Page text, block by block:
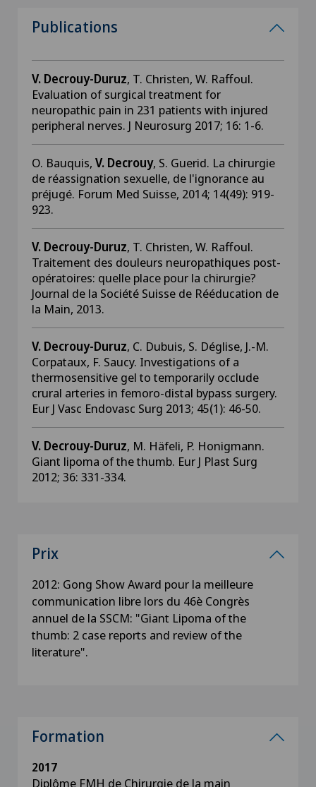
Publications
V. Decrouy-Duruz, T. Christen, W. Raffoul.
Evaluation of surgical treatment for
neuropathic pain in 231 patients with injured
peripheral nerves. J Neurosurg 2017; 16: 1-6.
O. Bauquis, V. Decrouy, S. Guerid. La chirurgie
de réassignation sexuelle, de l'ignorance au
préjugé. Forum Med Suisse, 2014; 14(49): 919-
923.
V. Decrouy-Duruz, T. Christen, W. Raffoul.
Traitement des douleurs neuropathiques post-
opératoires: quelle place pour la chirurgie?
Journal de la Société Suisse de Rééducation de
la Main, 2013.
V. Decrouy-Duruz, C. Dubuis, S. Déglise, J.-M.
Corpataux, F. Saucy. Investigations of a
thermosensitive gel to temporarily occlude
crural arteries in femoro-distal bypass surgery.
Eur J Vasc Endovasc Surg 2013; 45(1): 46-50.
V. Decrouy-Duruz, M. Häfeli, P. Honigmann.
Giant lipoma of the thumb. Eur J Plast Surg
2012; 36: 331-334.
Prix
2012: Gong Show Award pour la meilleure
communication libre lors du 46è Congrès
annuel de la SSCM: "Giant Lipoma of the
thumb: 2 case reports and review of the
literature".
Formation
2017
Diplôme FMH de Chirurgie de la main